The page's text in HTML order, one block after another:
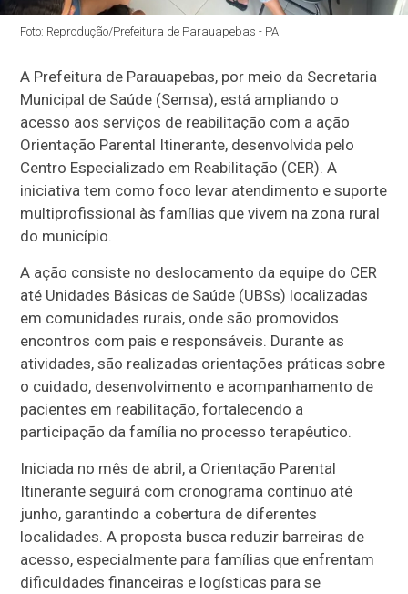
Foto: Reprodução/Prefeitura de Parauapebas - PA
A Prefeitura de Parauapebas, por meio da Secretaria
Municipal de Saúde (Semsa), está ampliando o
acesso aos serviços de reabilitação com a ação
Orientação Parental Itinerante, desenvolvida pelo
Centro Especializado em Reabilitação (CER). A
iniciativa tem como foco levar atendimento e suporte
multiprofissional às famílias que vivem na zona rural
do município.
A ação consiste no deslocamento da equipe do CER
até Unidades Básicas de Saúde (UBSs) localizadas
em comunidades rurais, onde são promovidos
encontros com pais e responsáveis. Durante as
atividades, são realizadas orientações práticas sobre
o cuidado, desenvolvimento e acompanhamento de
pacientes em reabilitação, fortalecendo a
participação da família no processo terapêutico.
Iniciada no mês de abril, a Orientação Parental
Itinerante seguirá com cronograma contínuo até
junho, garantindo a cobertura de diferentes
localidades. A proposta busca reduzir barreiras de
acesso, especialmente para famílias que enfrentam
dificuldades financeiras e logísticas para se